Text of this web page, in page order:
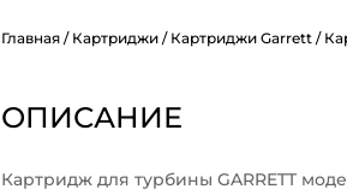
Главная / Картриджи / Картриджи Garrett /
ОПИСАНИЕ
Картридж для турбины GARRETT